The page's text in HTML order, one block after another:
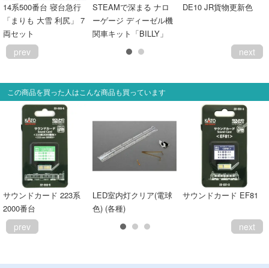
14系500番台 寝台急行
「まりも 大雪 利尻」 7
両セット
STEAMで深まる ナロ
ーゲージ ディーゼル機
関車キット「BILLY」
DE10 JR貨物更新色
prev next
この商品を買った人はこんな商品も買っています
サウンドカード 223系
2000番台
LED室内灯クリア(電球
色) (各種)
サウンドカード EF81
prev next